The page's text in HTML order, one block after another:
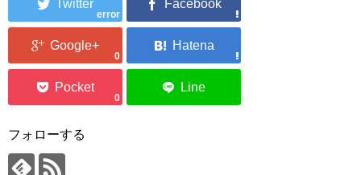
error
0
0
フォローする